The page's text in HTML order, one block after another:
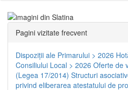
Pagini vizitate frecvent
Dispoziţii ale Primarului > 2026
Consiliului Local > 2026 Oferte de
(Legea 17/2014) Structuri
privind eliberarea atestatului de